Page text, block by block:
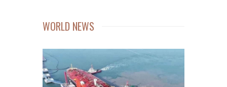
WORLD NEWS